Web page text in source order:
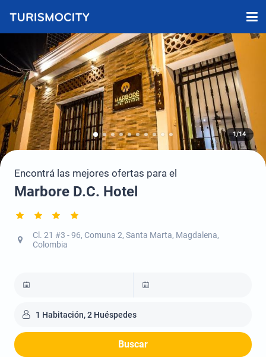
1/14
Encontrá las mejores ofertas para el
Marbore D.C. Hotel
Cl. 21 #3 - 96, Comuna 2, Santa Marta, Magdalena,
Colombia
1 Habitación, 2 Huéspedes
Buscar